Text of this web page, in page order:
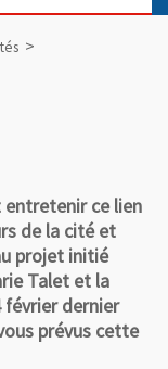
entretenir ce lien
de la cité et
projet initié
Talet et la
février dernier
prévus cette